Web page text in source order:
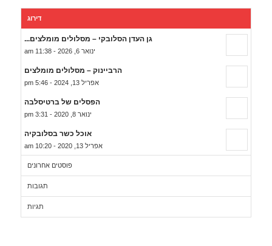
דירוג
גן העדן הסלובקי – מסלולים מומלצים...
ינואר 6, 2026 - 11:38 am
הרביינוק – מסלולים מומלצים
אפריל 13, 2024 - 5:46 pm
הפסלים של ברטיסלבה
ינואר 8, 2020 - 3:31 pm
אוכל כשר בסלובקיה
אפריל 13, 2020 - 10:20 am
פוסטים אחרונים
תגובות
תגיות